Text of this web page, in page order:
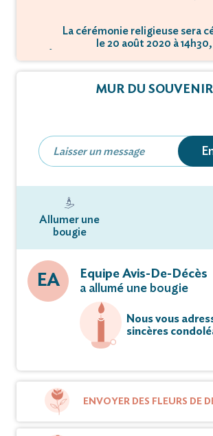
La cérémonie religieuse sera
le 20 août 2020 à 14h30,
MUR DU SOUVENIR
Allumer une
bougie
EA
Equipe Avis-De-Décès
a allumé une bougie
Nous vous
sincères
ENVOYER DES FLEURS DE